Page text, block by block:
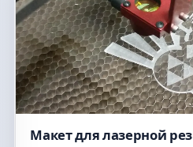
Макет для лазерной